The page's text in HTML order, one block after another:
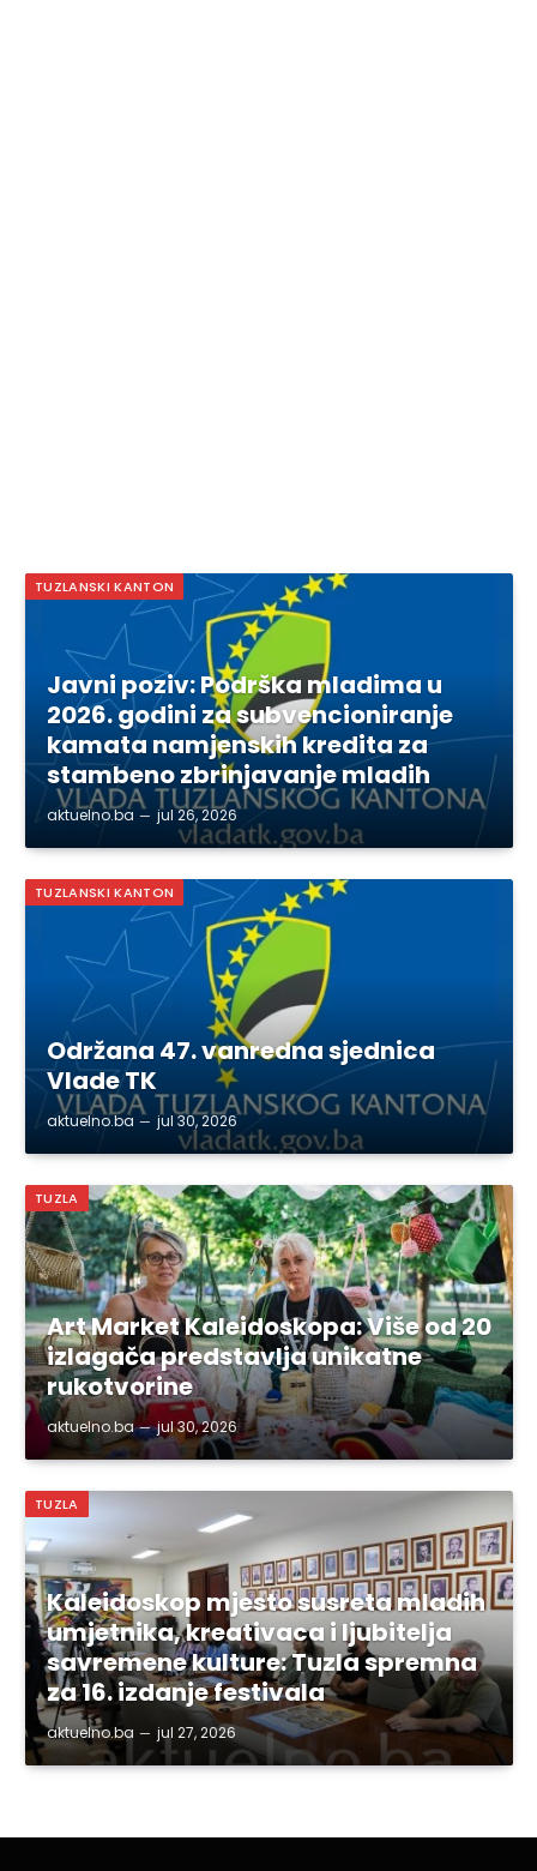
TUZLANSKI KANTON
Javni poziv: Podrška mladima u
2026. godini za subvencioniranje
kamata namjenskih kredita za
stambeno zbrinjavanje mladih
aktuelno.ba jul 26, 2026
TUZLANSKI KANTON
Održana 47. vanredna sjednica
Vlade TK
aktuelno.ba jul 30, 2026
TUZLA
Art Market Kaleidoskopa: Više od 20
izlagača predstavlja unikatne
rukotvorine
aktuelno.ba jul 30, 2026
TUZLA
Kaleidoskop mjesto susreta mladih
umjetnika, kreativaca i ljubitelja
savremene kulture: Tuzla spremna
za 16. izdanje festivala
aktuelno.ba jul 27, 2026